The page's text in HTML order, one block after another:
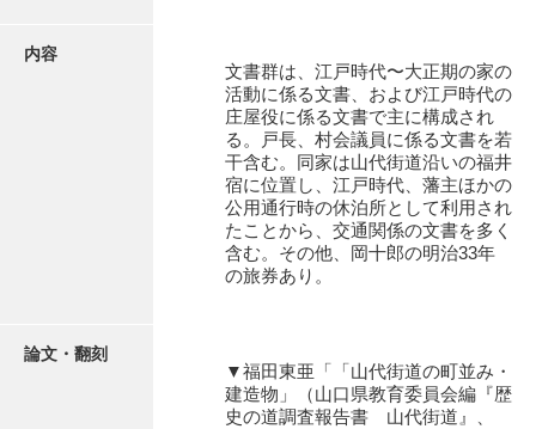
阿武孝太郎文書
飯田家文書（福岡県）
池田邦夫所蔵文書
内容
文書群は、江戸時代〜大正期の家の
活動に係る文書、および江戸時代の
庄屋役に係る文書で主に構成され
る。戸長、村会議員に係る文書を若
干含む。同家は山代街道沿いの福井
宿に位置し、江戸時代、藩主ほかの
公用通行時の休泊所として利用され
たことから、交通関係の文書を多く
含む。その他、岡十郎の明治33年
の旅券あり。
論文・翻刻
▼福田東亜「「山代街道の町並み・
建造物」（山口県教育委員会編『歴
史の道調査報告書 山代街道』、